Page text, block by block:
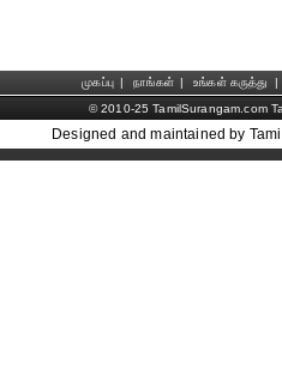
முகப்பு | நாங்கள் | உங்கள் கருத்து |
© 2010-25 TamilSurangam.com
Designed and maintained by